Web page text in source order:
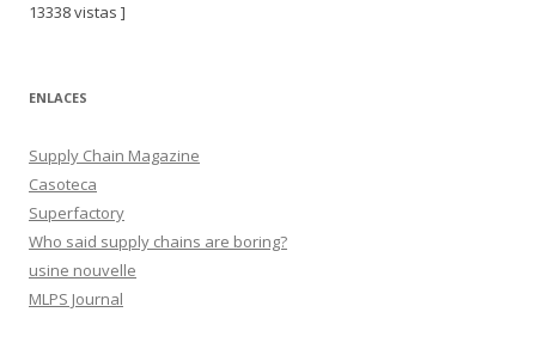
13338 vistas ]
ENLACES
Supply Chain Magazine
Casoteca
Superfactory
Who said supply chains are boring?
usine nouvelle
MLPS Journal